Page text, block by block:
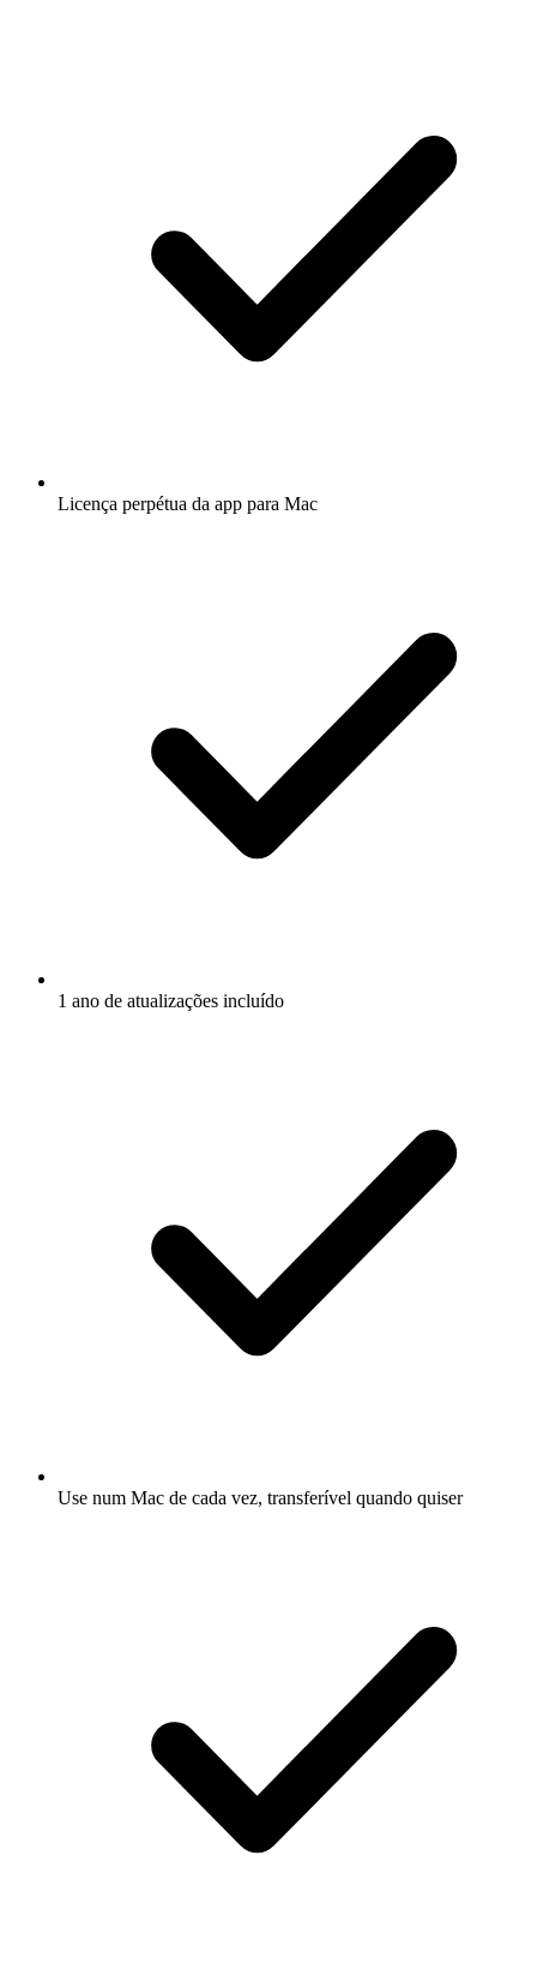
Licença perpétua da app para Mac
1 ano de atualizações incluído
Use num Mac de cada vez, transferível quando quiser